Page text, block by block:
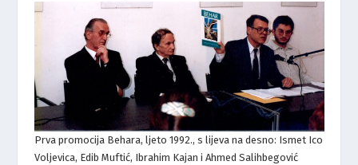
Prva promocija Behara, ljeto 1992., s lijeva na desno: Ismet Ico
Voljevica, Edib Muftić, Ibrahim Kajan i Ahmed Salihbegović